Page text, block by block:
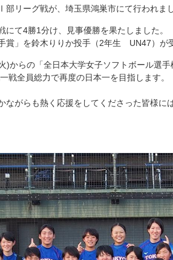
リーグ戦が、埼玉県鴻巣市にて行われまし
て4勝1分け、見事優勝を果たしました。
賞」を鈴木りりか投手（2年生 UN47）が
)からの「全日本大学女子ソフトボール選手
戦全員総力で再度の日本一を目指します。
ながらも熱く応援をしてくださった皆様に